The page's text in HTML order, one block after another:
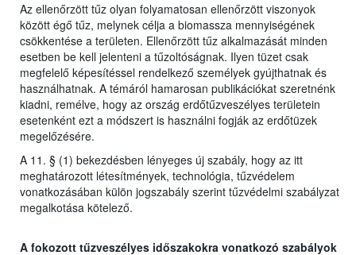
Az ellenőrzött tűz olyan folyamatosan ellenőrzött viszonyok
között égő tűz, melynek célja a biomassza mennyiségének
csökkentése a területen. Ellenőrzött tűz alkalmazását minden
esetben be kell jelenteni a tűzoltóságnak. Ilyen tüzet csak
megfelelő képesítéssel rendelkező személyek gyújthatnak és
használhatnak. A témáról hamarosan publikációkat szeretnénk
kiadni, remélve, hogy az ország erdőtűzveszélyes területein
esetenként ezt a módszert is használni fogják az erdőtüzek
megelőzésére.
A 11. § (1) bekezdésben lényeges új szabály, hogy az itt
meghatározott létesítmények, technológia, tűzvédelem
vonatkozásában külön jogszabály szerint tűzvédelmi szabályzat
megalkotása kötelező.
A fokozott tűzveszélyes időszakokra vonatkozó szabályok